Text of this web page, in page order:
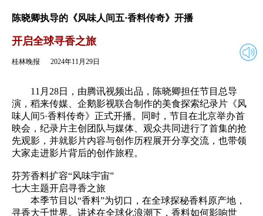
返回 2024年11月29日
陈晓卿执导的《风味人间五·香料传奇》开播
开启全球寻香之旅
桂林晚报 2024年11月29日
11月28日，由腾讯视频出品，陈晓卿担任节目总导
演，稻来传媒、企鹅影视联合制作的美食探索纪录片《风
味人间5·香料传奇》正式开播。同时，节目在北京举办首
映会，纪录片主创团队与媒体、观众共同进行了首集的抢
先观影，并就影片内容与创作历程展开分享交流，也带领
大家走进影片背后的创作旅程。
芬芳香料扩容“风味宇宙”
七大主题开启寻香之旅
本季节目以“香料”为切口，在全球探秘香料原产地，
寻香大千世界。讲述在全球化浪潮下，香料如何影响世